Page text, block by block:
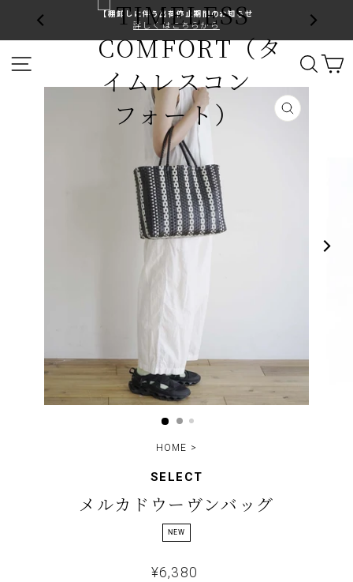
ス
ラ
ド
シ
ョ
ー
を
止
め
る
【棚卸しに伴う出荷停止期間のお知らせ
詳しくはこちらから
サイトナビゲーション サイ
閉
HOME >
SELECT
メルカドウーヴンバッグ
NEW
通
¥6,380